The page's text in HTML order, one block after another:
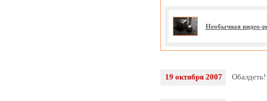
Необычная видео-
19 октября 2007